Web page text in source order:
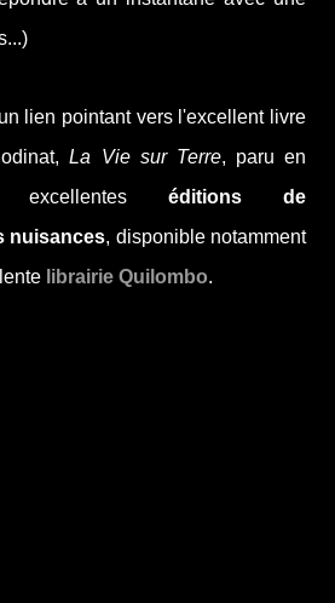
lien pointant vers l'excellent livre
La Vie sur Terre, paru en
excellentes éditions de
nuisances, disponible notamment
librairie Quilombo.